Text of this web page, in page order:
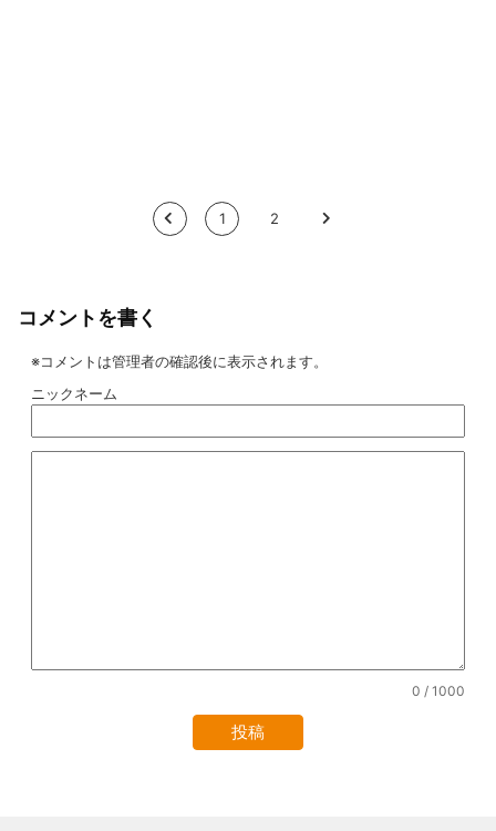
< 1 2 >
コメントを書く
※コメントは管理者の確認後に表示されます。
ニックネーム
0 / 1000